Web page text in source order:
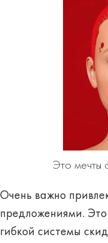
Это мечты
Очень важно
предложениями. Это
гибкой системы